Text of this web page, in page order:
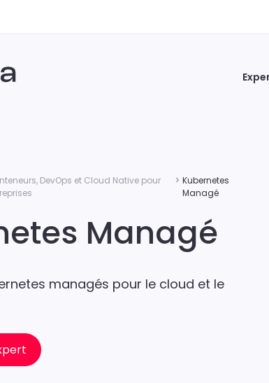
DevOps et Cloud Native pour
Kubernetes
Managé
Managé
managés pour le cloud et le